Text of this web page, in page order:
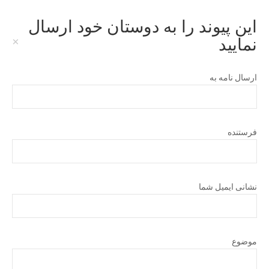
این پیوند را به دوستان خود ارسال
نمایید
×
ارسال نامه به
فرستنده
نشانی ایمیل شما
موضوع